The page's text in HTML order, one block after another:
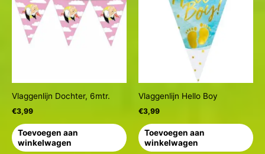
Vlaggenlijn Dochter, 6mtr.
€3,99
Toevoegen aan
winkelwagen
Vlaggenlijn Hello Boy
€3,99
Toevoegen aan
winkelwagen